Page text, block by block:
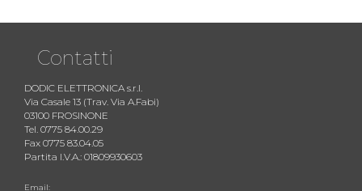
Contatti
DODIC ELETTRONICA s.r.l.
Via Casale 13 (Trav. Via A.Fabi)
03100 FROSINONE
Tel. 0775 84.00.29
Fax 0775 83.04.05
Partita I.V.A.: 01809930603
Email: